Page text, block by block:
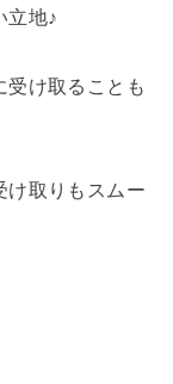
立地♪
受け取ることも
け取りもスムー